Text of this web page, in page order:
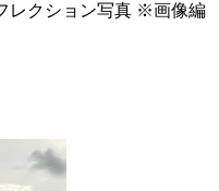
レクション写真 ※画像編